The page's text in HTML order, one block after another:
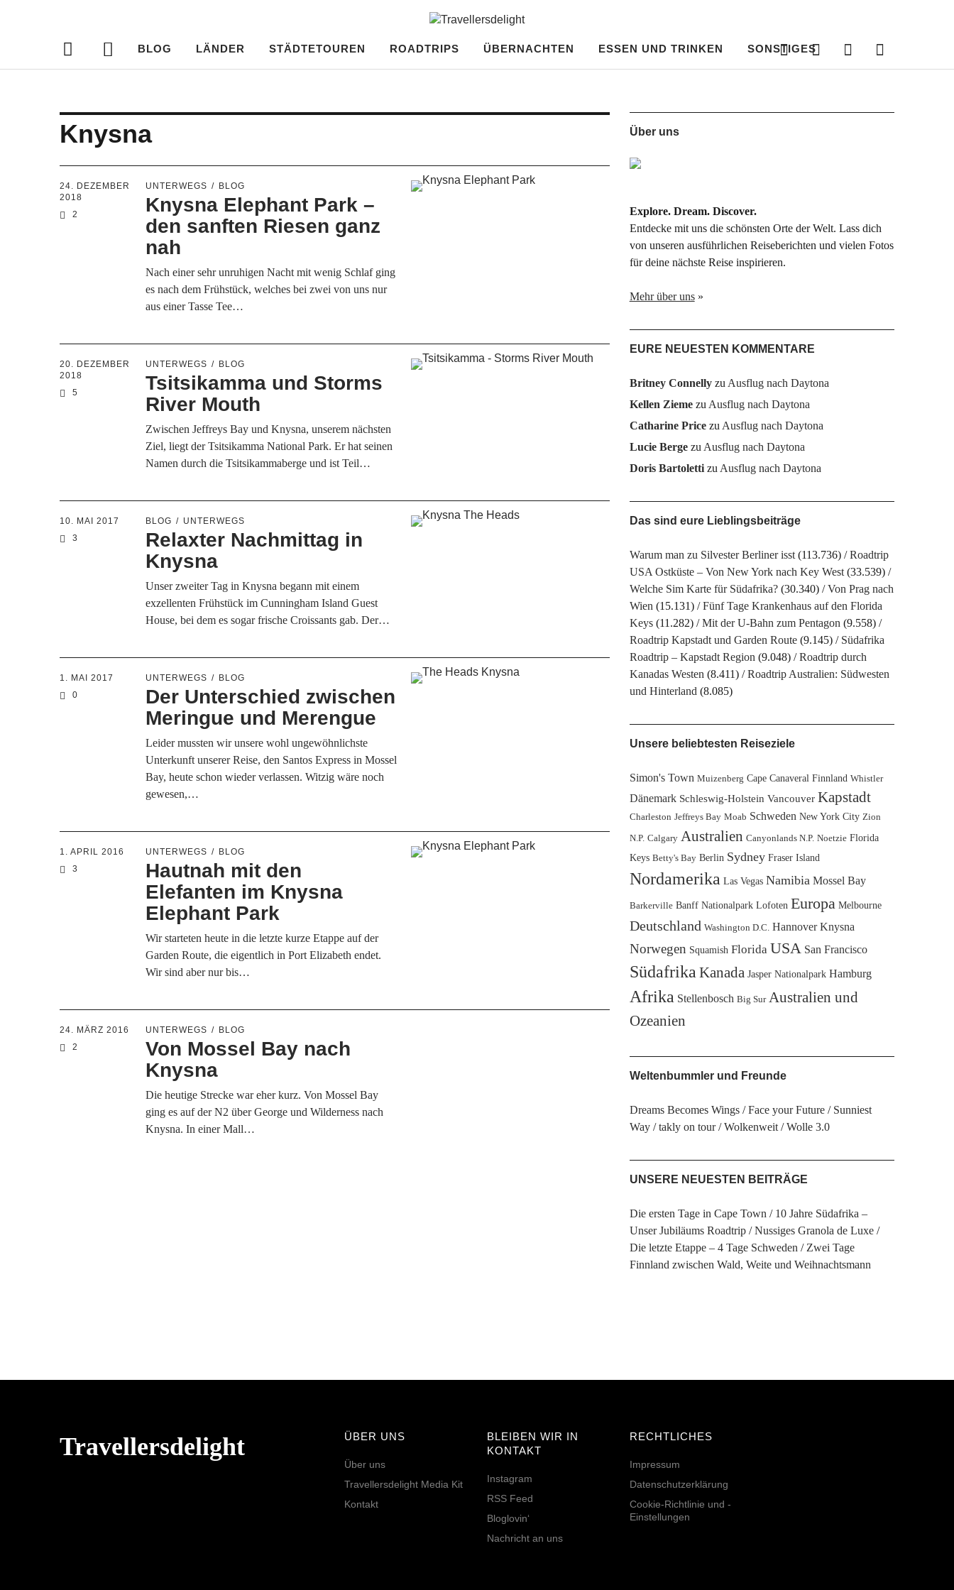
Travellersdelight
uns
BLOG LÄNDER STÄDTETOUREN ROADTRIPS ÜBERNACHTEN ESSEN UND TRINKEN SONSTIGES
Knysna
24. DEZEMBER
2018
2
UNTERWEGS BLOG
Knysna Elephant Park –
den sanften Riesen ganz
nah
Nach einer sehr unruhigen Nacht mit wenig Schlaf ging
es nach dem Frühstück, welches bei zwei von uns nur
aus einer Tasse Tee…
20. DEZEMBER
2018
5
UNTERWEGS BLOG
Tsitsikamma und Storms
River Mouth
Zwischen Jeffreys Bay und Knysna, unserem nächsten
Ziel, liegt der Tsitsikamma National Park. Er hat seinen
Namen durch die Tsitsikammaberge und ist Teil…
10. MAI 2017
3
BLOG UNTERWEGS
Relaxter Nachmittag in
Knysna
Unser zweiter Tag in Knysna begann mit einem
exzellenten Frühstück im Cunningham Island Guest
House, bei dem es sogar frische Croissants gab. Der…
1. MAI 2017
0
UNTERWEGS BLOG
Der Unterschied zwischen
Meringue und Merengue
Leider mussten wir unsere wohl ungewöhnlichste
Unterkunft unserer Reise, den Santos Express in Mossel
Bay, heute schon wieder verlassen. Witzig wäre noch
gewesen,…
1. APRIL 2016
3
UNTERWEGS BLOG
Hautnah mit den
Elefanten im Knysna
Elephant Park
Wir starteten heute in die letzte kurze Etappe auf der
Garden Route, die eigentlich in Port Elizabeth endet.
Wir sind aber nur bis…
24. MÄRZ 2016
2
UNTERWEGS BLOG
Von Mossel Bay nach
Knysna
Die heutige Strecke war eher kurz. Von Mossel Bay
ging es auf der N2 über George und Wilderness nach
Knysna. In einer Mall…
Über uns
Explore. Dream. Discover.
Entdecke mit uns die schönsten Orte der Welt. Lass dich
von unseren ausführlichen Reiseberichten und vielen Fotos
für deine nächste Reise inspirieren.
Mehr über uns»
EURE NEUESTEN KOMMENTARE
Britney Connellyzu Ausflug nach Daytona
Kellen Ziemezu Ausflug nach Daytona
Catharine Pricezu Ausflug nach Daytona
Lucie Bergezu Ausflug nach Daytona
Doris Bartolettizu Ausflug nach Daytona
Das sind eure Lieblingsbeiträge
Warum man zu Silvester Berliner isst (113.736)
Roadtrip
USA Ostküste – Von New York nach Key West (33.539)
Welche Sim Karte für Südafrika? (30.340)
Von Prag nach
Wien (15.131)
Fünf Tage Krankenhaus auf den Florida
Keys (11.282) Mit der U-Bahn zum Pentagon (9.558)
Roadtrip Kapstadt und Garden Route (9.145)
Südafrika
Roadtrip – Kapstadt Region (9.048)
Roadtrip durch
Kanadas Westen (8.411)
Roadtrip Australien: Südwesten
und Hinterland (8.085)
Unsere beliebtesten Reiseziele
Simon's Town Muizenberg Cape Canaveral Finnland Whistler
Dänemark Schleswig-Holstein Vancouver Kapstadt
Charleston Jeffreys Bay Moab Schweden New York City Zion
N.P. Calgary Australien Canyonlands N.P. Noetzie Florida
Keys Betty's Bay Berlin Sydney Fraser Island
Nordamerika Las Vegas Namibia Mossel Bay
Barkerville Banff Nationalpark Lofoten Europa Melbourne
Deutschland Washington D.C. Hannover Knysna
Norwegen Squamish Florida USA San Francisco
Südafrika Kanada Jasper Nationalpark Hamburg
Afrika Stellenbosch Big Sur Australien und
Ozeanien
Weltenbummler und Freunde
Dreams Becomes Wings Face your Future
Sunniest
Way
takly on tour Wolkenweit Wolle 3.0
UNSERE NEUESTEN BEITRÄGE
Die ersten Tage in Cape Town
10 Jahre Südafrika –
Unser Jubiläums Roadtrip
Nussiges Granola de Luxe
Die letzte Etappe – 4 Tage Schweden
Zwei Tage
Finnland zwischen Wald, Weite und Weihnachtsmann
Travellersdelight ÜBER UNS
Über uns
Travellersdelight Media Kit
Kontakt
BLEIBEN WIR IN
KONTAKT
Instagram
RSS Feed
Bloglovin‘
Nachricht an uns
RECHTLICHES
Impressum
Datenschutzerklärung
Cookie-Richtlinie und -
Einstellungen